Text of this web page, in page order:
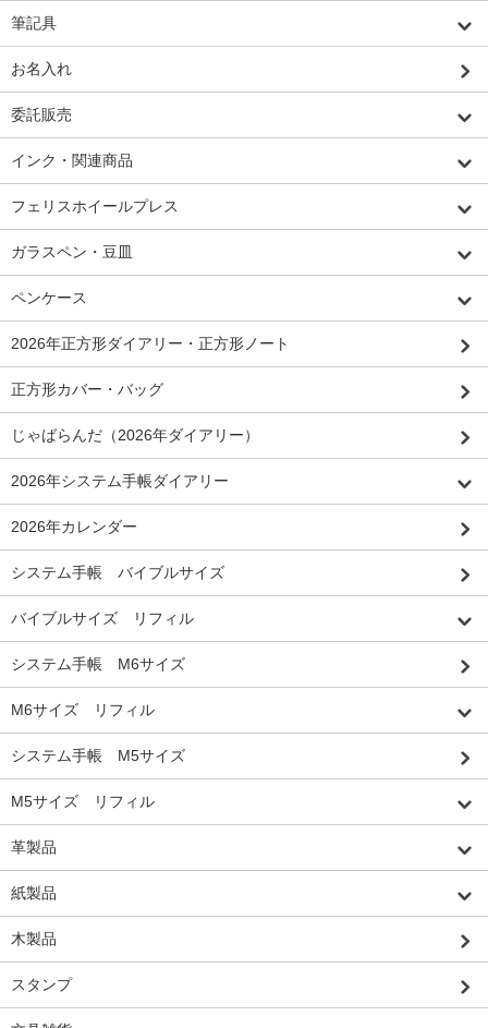
筆記具
お名入れ
委託販売
インク・関連商品
フェリスホイールプレス
ガラスペン・豆皿
ペンケース
2026年正方形ダイアリー・正方形ノート
正方形カバー・バッグ
じゃばらんだ（2026年ダイアリー）
2026年システム手帳ダイアリー
2026年カレンダー
システム手帳 バイブルサイズ
バイブルサイズ リフィル
システム手帳 M6サイズ
M6サイズ リフィル
システム手帳 M5サイズ
M5サイズ リフィル
革製品
紙製品
木製品
スタンプ